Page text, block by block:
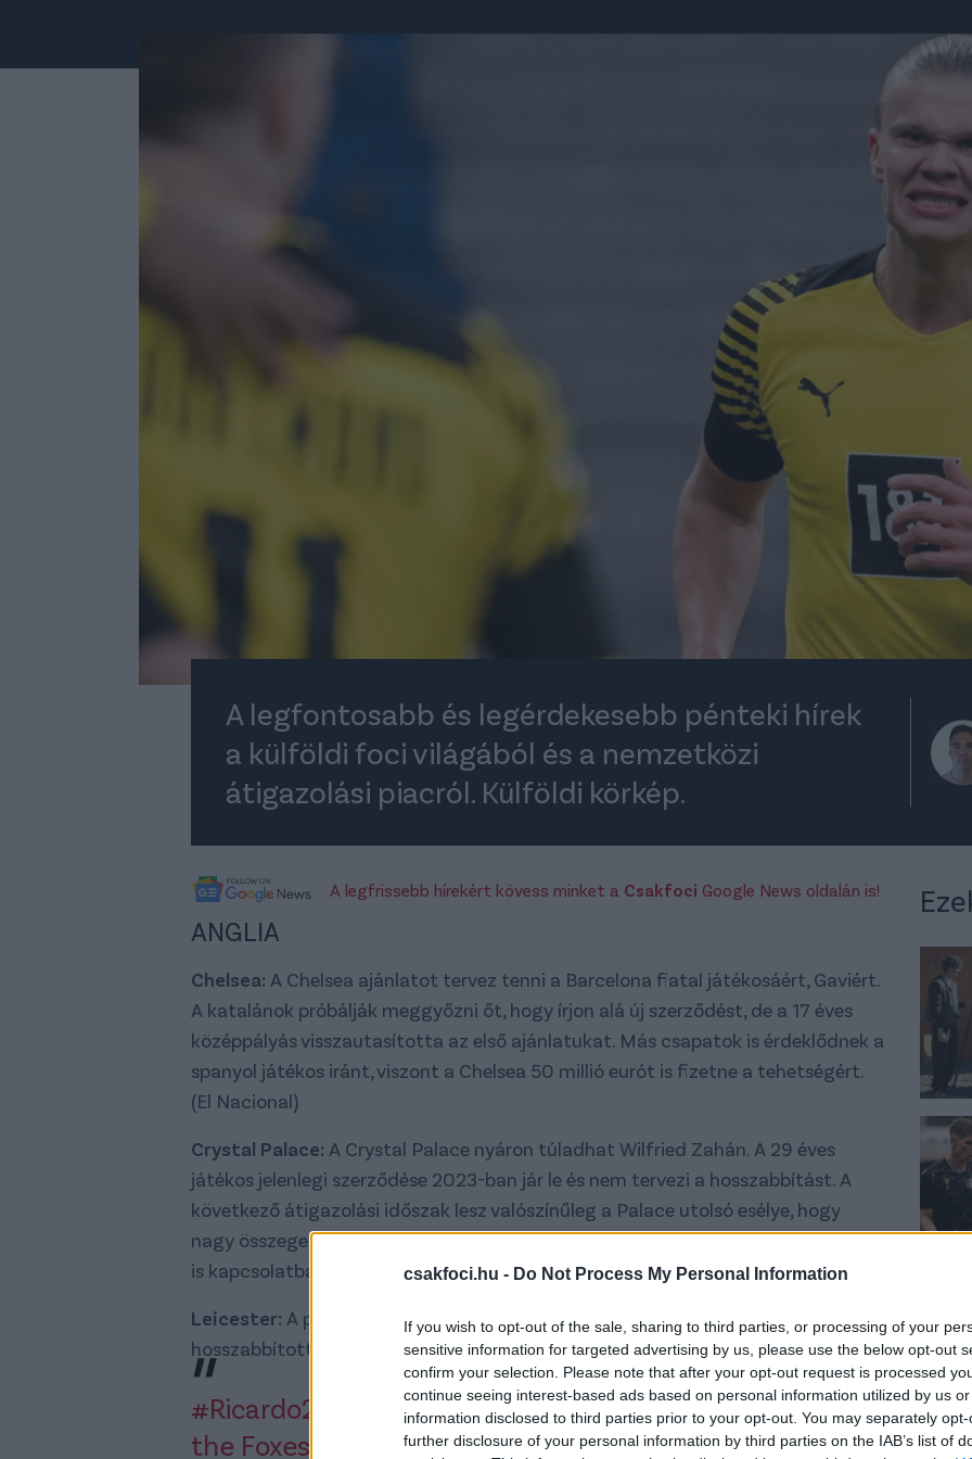
csakfoci.hu - Do Not Process My Personal Information
If you wish to opt-out of the sale, sharing to third parties, or processing of your
sensitive information for targeted advertising by us, please use the below opt-out
confirm your selection. Please note that after your opt-out request is processed
continue seeing interest-based ads based on personal information utilized by us
information disclosed to third parties prior to your opt-out. You may separately
further disclosure of your personal information by third parties on the IAB’s list of
A legfontosabb és legérdekesebb pénteki hírek
a külföldi foci világából és a nemzetközi
átigazolási piacról. Külföldi körkép.
A legfrissebb hírekért kövess minket a Csakfoci Google News oldalán is!
ANGLIA
Chelsea: A Chelsea ajánlatot tervez tenni a Barcelona fiatal játékosáért, Gaviért.
A katalánok próbálják meggyőzni őt, hogy írjon alá új szerződést, de a 17 éves
középpályás visszautasította az első ajánlatukat. Más csapatok is érdeklődnek a
spanyol játékos iránt, viszont a Chelsea 50 millió eurót is fizetne a tehetségért.
(El Nacional)
Crystal Palace: A Crystal Palace nyáron túladhat Wilfried Zahán. A 29 éves
játékos jelenlegi szerződése 2023-ban jár le és nem tervezi a hosszabbítást. A
következő átigazolási időszak lesz valószínűleg a Palace utolsó esélye, hogy
nagy összeget kérjen Zaháért, akit korábban már az Arsenallal és az Evertonnal
is kapcsolatba hoztak. (Daily Mail)
Leicester: A portugál válogatott jobbhátvéd, Ricardo Pereira 2026-ig
hosszabbított a klubbal.
#Ricardo2026 @ricbpereirahas extended his stay with
the Foxes ?️ ?